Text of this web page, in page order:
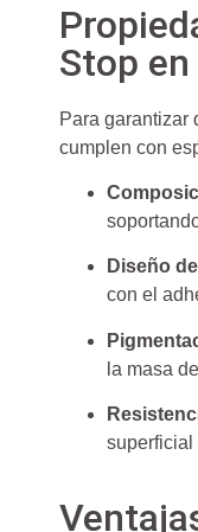
Stop
Para garantizar
cumplen con
Diseño
con el
la masa
superficial